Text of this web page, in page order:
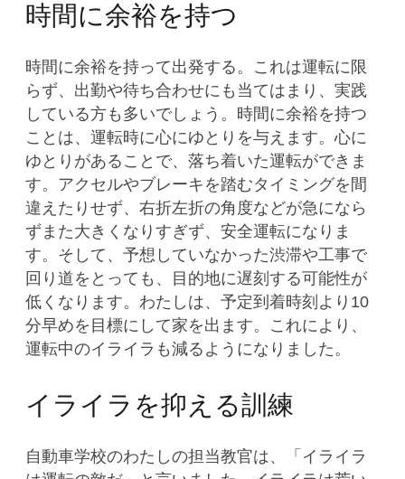
時間に余裕を持つ
時間に余裕を持って出発する。これは運転に限
らず、出勤や待ち合わせにも当てはまり、実践
している方も多いでしょう。時間に余裕を持つ
ことは、運転時に心にゆとりを与えます。心に
ゆとりがあることで、落ち着いた運転ができま
す。アクセルやブレーキを踏むタイミングを間
違えたりせず、右折左折の角度などが急になら
ずまた大きくなりすぎず、安全運転になりま
す。そして、予想していなかった渋滞や工事で
回り道をとっても、目的地に遅刻する可能性が
低くなります。わたしは、予定到着時刻より10
分早めを目標にして家を出ます。これにより、
運転中のイライラも減るようになりました。
イライラを抑える訓練
自動車学校のわたしの担当教官は、「イライラ